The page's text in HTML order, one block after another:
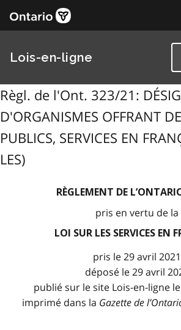
Lois-en-ligne
Règl. de l'Ont. 323/21:
D'ORGANISMES OFFRANT
PUBLICS, SERVICES EN
LES)
RÈGLEMENT DE
pris en vertu de la
LOI SUR LES SERVICES EN
pris le 29 avril 2021
déposé le 29 avril
publié sur le site Lois-en-ligne
imprimé dans la Gazette de l’